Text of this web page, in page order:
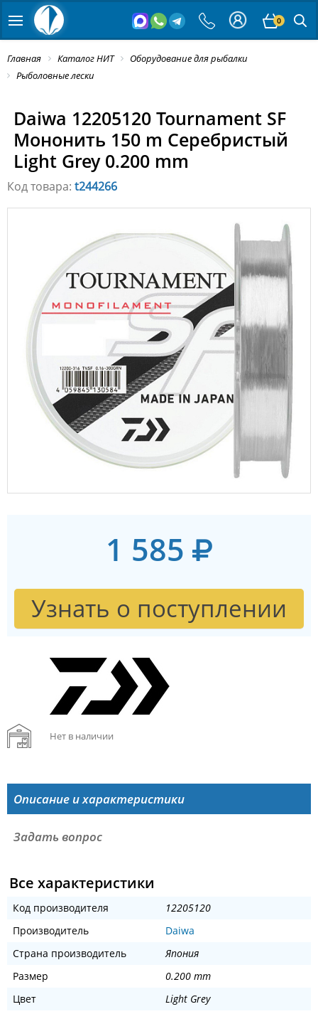
0
Главная Каталог НИТ
Оборудование для рыбалки
Рыболовные лески
Daiwa 12205120 Tournament SF
Мононить 150 m Серебристый
Light Grey 0.200 mm
Код товара: t244266
1 585
Узнать о поступлении
Нет в наличии
Описание и характеристики
Задать вопрос
Все характеристики
Код производителя
12205120
Производитель
Daiwa
Страна производитель
Япония
Размер
0.200 mm
Цвет
Light Grey